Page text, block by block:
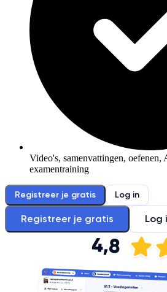
Video's, samenvattingen, oefenen,
examentraining
Registreer je gratis Log in
Registreer je gratis Log